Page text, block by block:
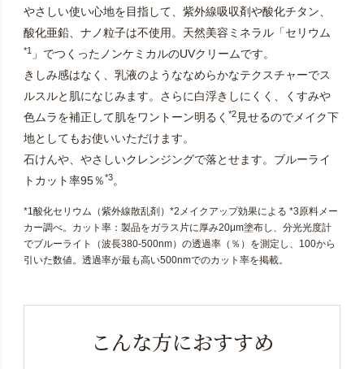
やさしい使い心地を目指して、紫外線吸収剤や酸化チタン、
酸化亜鉛、ナノ粒子は不使用。天然美容ミネラル「セリウム
*1」でつくったノンケミカルのUVクリームです。
きしみ感はなく、乳液のようななめらかなテクスチャーでス
ルスルと肌になじみます。さらに白浮きしにくく、くすみや
色ムラを補正して肌をワントーン明るく *2見せるのでメイク下
地としてもお使いいただけます。
石けんや、やさしいクレンジングで落とせます。ブルーライ
トカット率95％*3。
*1酸化セリウム（紫外線散乱剤）*2メイクアップ効果による *3原料メー
カー調べ。カット率：製品をガラス片に厚み20μm塗布し、分光光度計
でブルーライト（波長380-500nm）の透過率（％）を測定し、100から
引いた数値。透過率が最も高い500nmでのカット率を掲載。
こんな方におすすめ